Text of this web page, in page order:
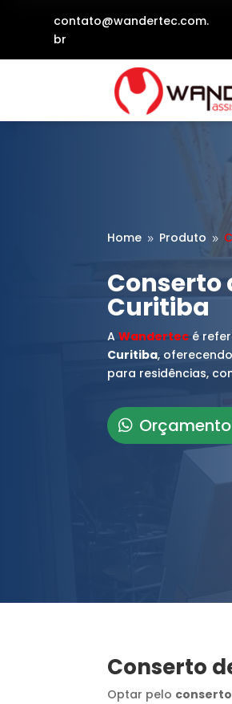
contato@wandertec.com.
br
Home 9 Produto 9
Conserto
Curitiba
AWandertec é
Curitiba, oferecendo
para residências,
Conserto
Optar pelo